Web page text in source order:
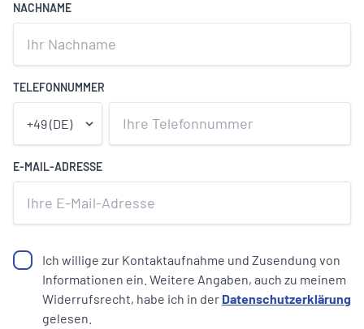
NACHNAME
TELEFONNUMMER
E-MAIL-ADRESSE
Ich willige zur Kontaktaufnahme und Zusendung von
Informationen ein. Weitere Angaben, auch zu meinem
Widerrufsrecht, habe ich in der Datenschutzerklärung
gelesen.